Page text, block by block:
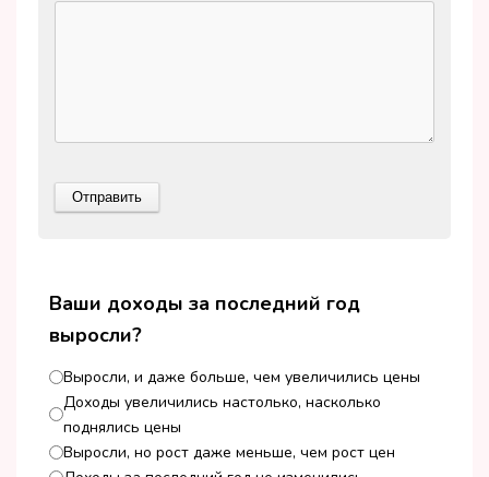
Ваши доходы за последний год
выросли?
Выросли, и даже больше, чем увеличились цены
Доходы увеличились настолько, насколько
поднялись цены
Выросли, но рост даже меньше, чем рост цен